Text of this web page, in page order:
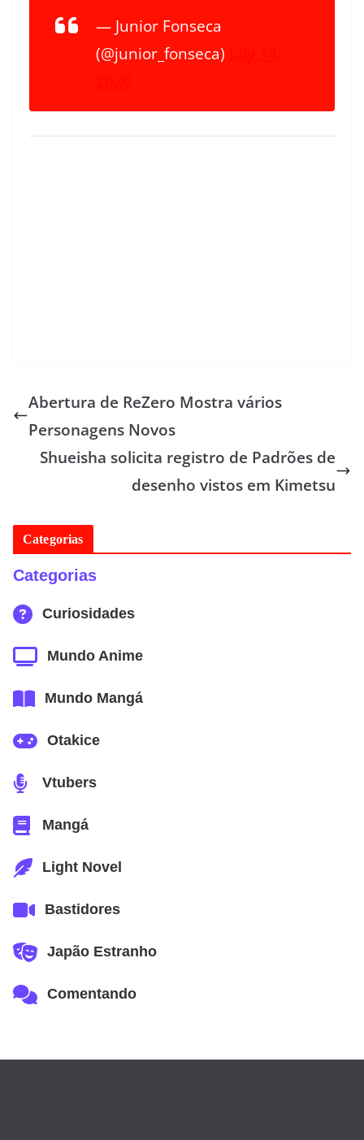
— Junior Fonseca
(@junior_fonseca)
Abertura de ReZero Mostra vários
Personagens Novos
Shueisha solicita registro de Padrões de
desenho vistos em Kimetsu
Categorias
Categorias
Curiosidades
Mundo Anime
Mundo Mangá
Otakice
Vtubers
Mangá
Light Novel
Bastidores
Japão Estranho
Comentando